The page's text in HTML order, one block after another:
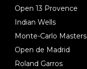
Open 13 Provence
Indian Wells
Monte-Carlo Masters
Open de Madrid
Roland Garros